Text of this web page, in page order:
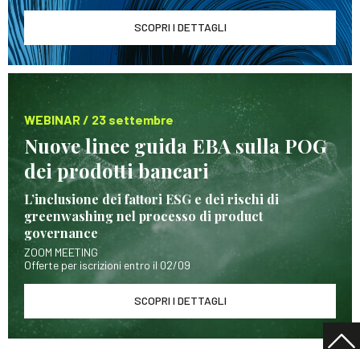
SCOPRI I DETTAGLI
WEBINAR / 23 settembre
Nuove linee guida EBA sulla POG
dei prodotti bancari
L’inclusione dei fattori ESG e dei rischi di
greenwashing nel processo di product
governance
ZOOM MEETING
Offerte per iscrizioni entro il 02/09
SCOPRI I DETTAGLI